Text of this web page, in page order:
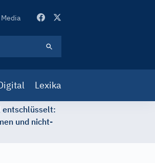
Media
Lexika
entschlüsselt:
und nicht-